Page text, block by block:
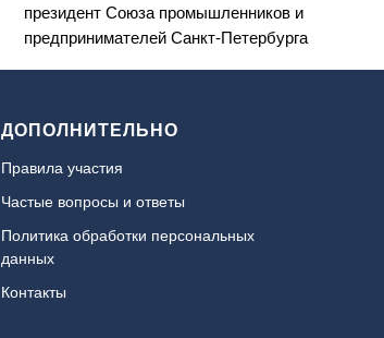
президент Союза промышленников и
предпринимателей Санкт-Петербурга
ДОПОЛНИТЕЛЬНО
Правила участия
Частые вопросы и ответы
Политика обработки персональных
данных
Контакты